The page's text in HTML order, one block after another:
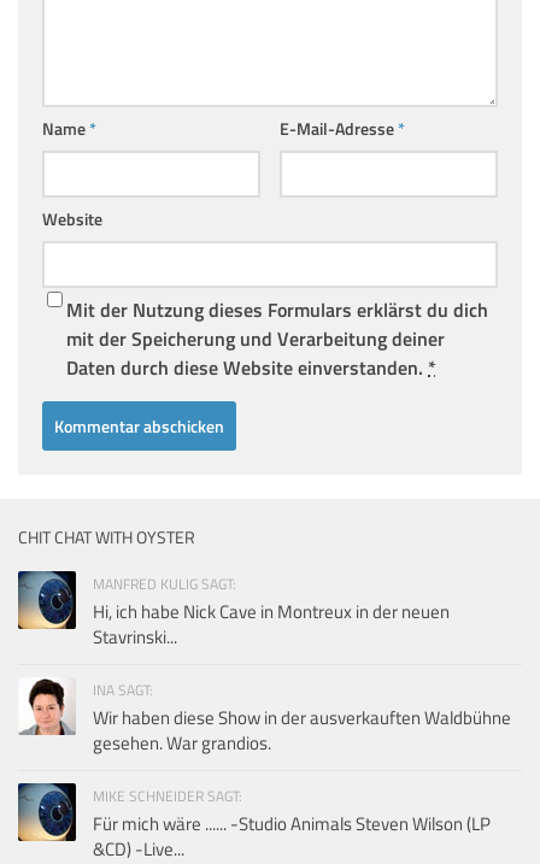
Name* E-Mail-Adresse*
Website
Mit der Nutzung dieses Formulars erklärst du dich
mit der Speicherung und Verarbeitung deiner
Daten durch diese Website einverstanden. *
CHIT CHAT WITH OYSTER
MANFRED KULIG SAGT:
Hi, ich habe Nick Cave in Montreux in der neuen
Stavrinski...
INA SAGT:
Wir haben diese Show in der ausverkauften Waldbühne
gesehen. War grandios.
MIKE SCHNEIDER SAGT:
Für mich wäre ...... -Studio Animals Steven Wilson (LP
&CD) -Live...